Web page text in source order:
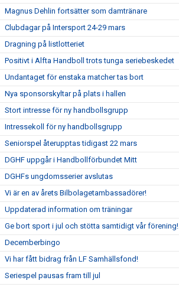
Magnus Dehlin fortsätter som damtränare
Clubdagar på Intersport 24-29 mars
Dragning på listlotteriet
Positivt i Alfta Handboll trots tunga seriebeskedet
Undantaget för enstaka matcher tas bort
Nya sponsorskyltar på plats i hallen
Stort intresse för ny handbollsgrupp
Intressekoll för ny handbollsgrupp
Seniorspel återupptas tidigast 22 mars
DGHF uppgår i Handbollförbundet Mitt
DGHFs ungdomsserier avslutas
Vi är en av årets Bilbolagetambassadörer!
Uppdaterad information om träningar
Ge bort sport i jul och stötta samtidigt vår förening!
Decemberbingo
Vi har fått bidrag från LF Samhällsfond!
Seriespel pausas fram till jul